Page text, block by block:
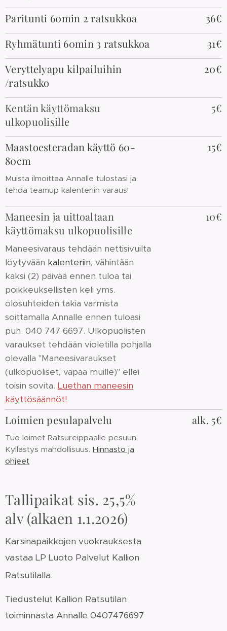
Paritunti 60min 2 ratsukkoa
36€
Ryhmätunti 60min 3 ratsukkoa
31€
Veryttelyapu kilpailuihin
/ratsukko
20€
Kentän käyttömaksu
ulkopuolisille
5€
Maastoesteradan käyttö 60-
80cm
Muista ilmoittaa Annalle tulostasi ja
tehdä teamup kalenteriin varaus!
15€
Maneesin ja uittoaltaan
käyttömaksu ulkopuolisille
Maneesivaraus tehdään nettisivuilta
löytyvään kalenteriin, vähintään
kaksi (2) päivää ennen tuloa tai
poikkeuksellisten keli yms.
olosuhteiden takia varmista
soittamalla Annalle ennen tuloasi
puh. 040 747 6697. Ulkopuolisten
varaukset tehdään violetilla pohjalla
olevalla "Maneesivaraukset
(ulkopuoliset, vapaa muille)" ellei
toisin sovita. Luethan maneesin
käyttösäännöt!
10€
Loimien pesulapalvelu
Tuo loimet Ratsureippaalle pesuun.
Kyllästys mahdollisuus. Hinnasto ja
ohjeet
alk. 5€
Tallipaikat sis. 25,5%
alv (alkaen 1.1.2026)
Karsinapaikkojen vuokrauksesta
vastaa LP Luoto Palvelut Kallion
Ratsutilalla.
Tiedustelut Kallion Ratsutilan
toiminnasta Annalle 0407476697